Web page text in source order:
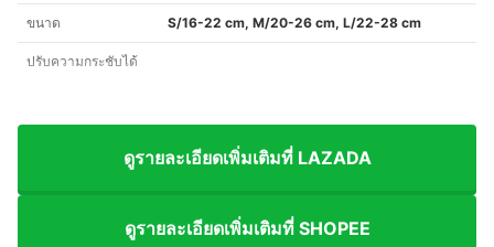
ขนาด S/16-22 cm, M/20-26 cm, L/22-28 cm
ปรับความกระชับได้
ดูรายละเอียดเพิ่มเติมที่ LAZADA
ดูรายละเอียดเพิ่มเติมที่ SHOPEE